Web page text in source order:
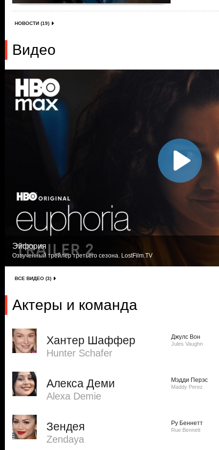
НОВОСТИ (19)
Видео
Эйфория
Озвученный трейлер третьего сезона. LostFilm.TV
ВСЕ ВИДЕО (3)
Актеры и команда
Хантер Шаффер
Hunter Schafer
Джулс Вон
Jules Vaughn
Алекса Деми
Alexa Demie
Мэдди Перэс
Maddy Perez
Зендея
Zendaya
Ру Беннетт
Rue Bennett